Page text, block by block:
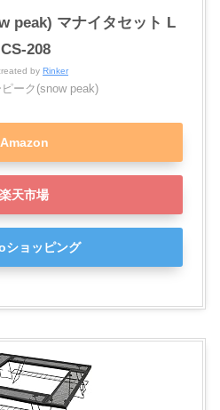
peak) マナイタセット L
CS-208
by Rinker
ピーク(snow peak)
Amazon
楽天市場
ショッピング